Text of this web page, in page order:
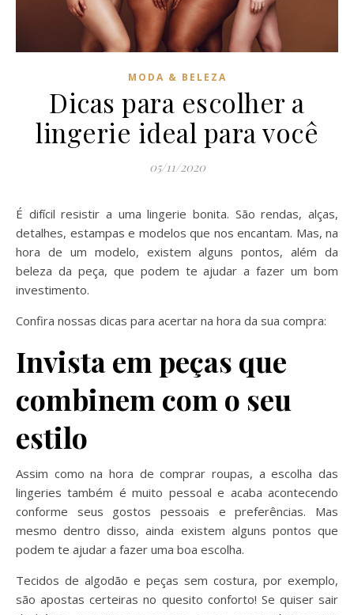
MODA & BELEZA
Dicas para escolher a
lingerie ideal para você
05/11/2020
É difícil resistir a uma lingerie bonita. São rendas, alças,
detalhes, estampas e modelos que nos encantam. Mas, na
hora de um modelo, existem alguns pontos, além da
beleza da peça, que podem te ajudar a fazer um bom
investimento.
Confira nossas dicas para acertar na hora da sua compra:
Invista em peças que
combinem com o seu
estilo
Assim como na hora de comprar roupas, a escolha das
lingeries também é muito pessoal e acaba acontecendo
conforme seus gostos pessoais e preferências. Mas
mesmo dentro disso, ainda existem alguns pontos que
podem te ajudar a fazer uma boa escolha.
Tecidos de algodão e peças sem costura, por exemplo,
são apostas certeiras no quesito conforto! Se quiser sair